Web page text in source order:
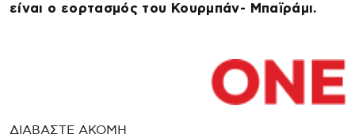
είναι ο εορτασμός του Κουρμπάν- Μπαϊράμι.
ΔΙΑΒΑΣΤΕ ΑΚΟΜΗ